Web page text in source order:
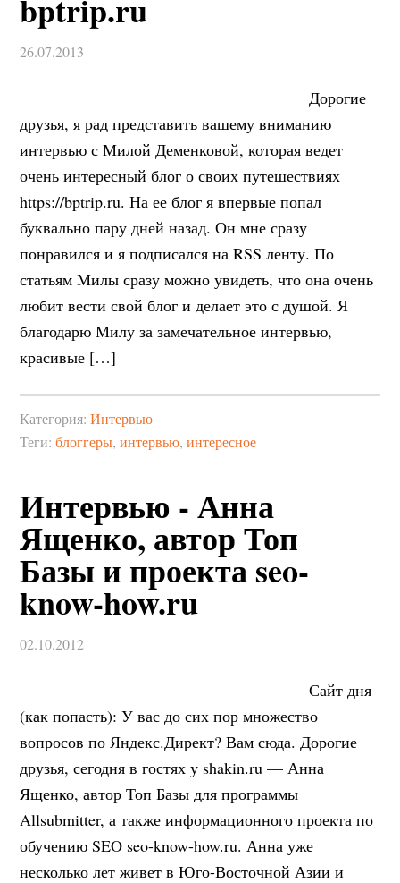
bptrip.ru
26.07.2013
Дорогие
друзья, я рад представить вашему вниманию
интервью с Милой Деменковой, которая ведет
очень интересный блог о своих путешествиях
https://bptrip.ru. На ее блог я впервые попал
буквально пару дней назад. Он мне сразу
понравился и я подписался на RSS ленту. По
статьям Милы сразу можно увидеть, что она очень
любит вести свой блог и делает это с душой. Я
благодарю Милу за замечательное интервью,
красивые […]
Категория:Интервью
Теги:блоггеры,интервью,интересное
Интервью - Анна
Ященко, автор Топ
Базы и проекта seo-
know-how.ru
02.10.2012
Сайт дня
(как попасть): У вас до сих пор множество
вопросов по Яндекс.Директ? Вам сюда. Дорогие
друзья, сегодня в гостях у shakin.ru — Анна
Ященко, автор Топ Базы для программы
Allsubmitter, а также информационного проекта по
обучению SEO seo-know-how.ru. Анна уже
несколько лет живет в Юго-Восточной Азии и